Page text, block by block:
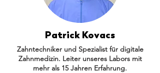
Patrick Kovacs
Zahntechniker und Spezialist für digitale
Zahnmedizin. Leiter unseres Labors mit
mehr als 15 Jahren Erfahrung.